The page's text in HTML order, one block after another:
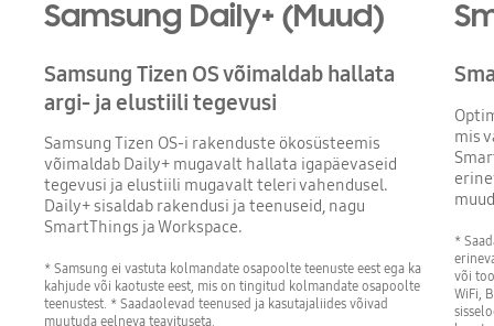
Samsung Daily+ (Muud)
Samsung Tizen OS võimaldab hallata
argi- ja elustiili tegevusi
Samsung Tizen OS-i rakenduste ökosüsteemis
võimaldab Daily+ mugavalt hallata igapäevaseid
tegevusi ja elustiili mugavalt teleri vahendusel.
Daily+ sisaldab rakendusi ja teenuseid, nagu
SmartThings ja Workspace.
* Samsung ei vastuta kolmandate osapoolte teenuste eest ega ka
kahjude või kaotuste eest, mis on tingitud kolmandate osapoolte
teenustest. * Saadaolevad teenused ja kasutajaliides võivad
muutuda eelneva teavituseta.
mis
*
või
WiFi,